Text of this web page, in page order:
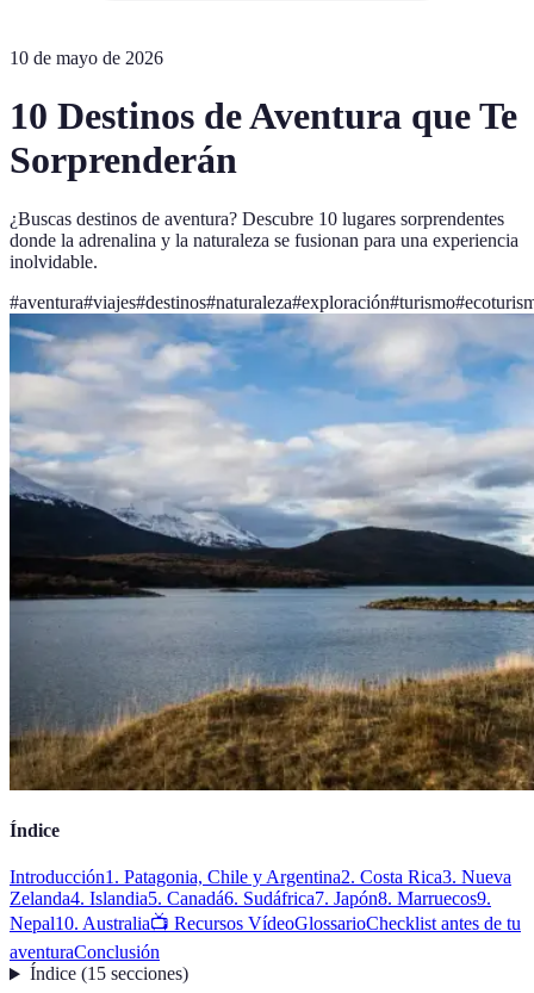
10 de mayo de 2026
10 Destinos de Aventura que Te
Sorprenderán
¿Buscas destinos de aventura? Descubre 10 lugares sorprendentes
donde la adrenalina y la naturaleza se fusionan para una experiencia
inolvidable.
#aventura#viajes#destinos#naturaleza#exploración#turismo#
Índice
Introducción1. Patagonia, Chile y Argentina2. Costa Rica3. Nueva
Zelanda4. Islandia5. Canadá6. Sudáfrica7. Japón8. Marruecos9.
Nepal10. Australia📺 Recursos VídeoGlossarioChecklist antes de tu
aventuraConclusión
Índice(15 secciones)